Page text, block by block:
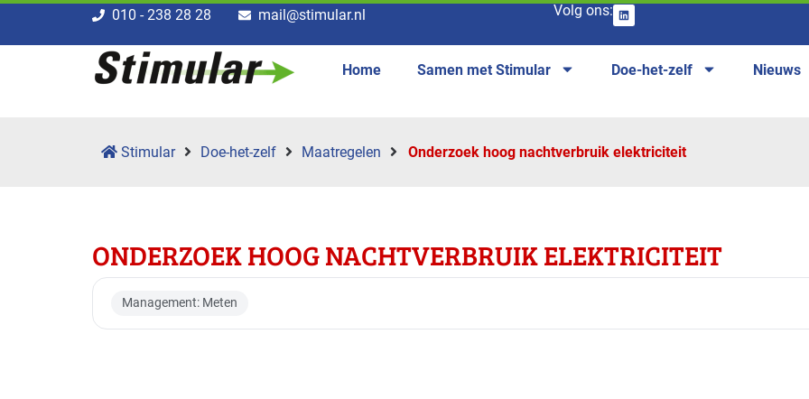
010 - 238 28 28 mail@stimular.nl Volg ons:
Home Samen met Stimular Doe-het-zelf Nieuws
Stimular Doe-het-zelf Maatregelen Onderzoek hoog nachtverbruik elektriciteit
ONDERZOEK HOOG NACHTVERBRUIK ELEKTRICITEIT
Management: Meten